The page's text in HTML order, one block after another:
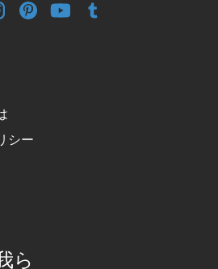
シー
ら